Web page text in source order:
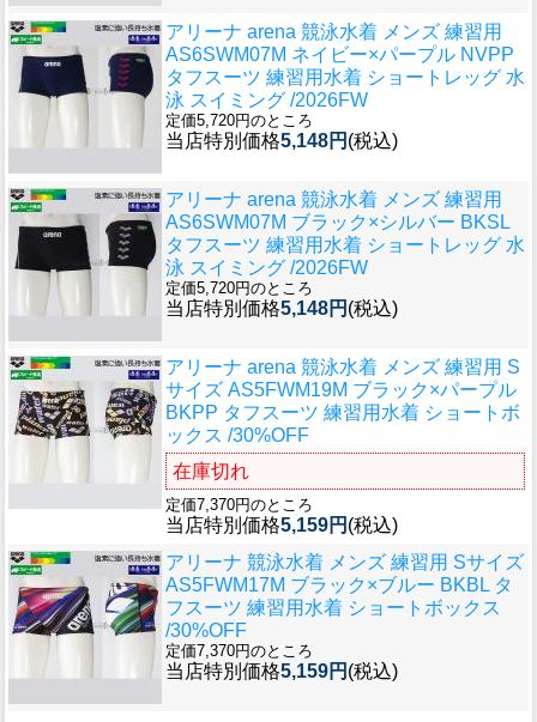
アリーナ arena 競泳水着 メンズ 練習用
AS6SWM07M ネイビー×パープル NVPP
タフスーツ 練習用水着 ショートレッグ 水
泳 スイミング /2026FW
定価5,720円のところ
当店特別価格5,148円 (税込)
アリーナ arena 競泳水着 メンズ 練習用
AS6SWM07M ブラック×シルバー BKSL
タフスーツ 練習用水着 ショートレッグ 水
泳 スイミング /2026FW
定価5,720円のところ
当店特別価格5,148円 (税込)
アリーナ arena 競泳水着 メンズ 練習用 S
サイズ AS5FWM19M ブラック×パープル
BKPP タフスーツ 練習用水着 ショートボ
ックス /30%OFF
在庫切れ
定価7,370円のところ
当店特別価格5,159円 (税込)
アリーナ 競泳水着 メンズ 練習用 Sサイズ
AS5FWM17M ブラック×ブルー BKBL タ
フスーツ 練習用水着 ショートボックス
/30%OFF
定価7,370円のところ
当店特別価格5,159円 (税込)